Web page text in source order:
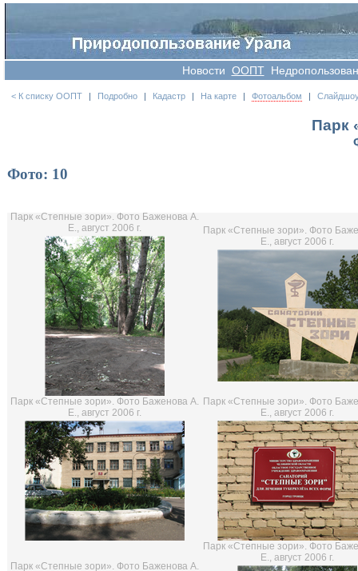
Новости OOПT
< К списку ООПТ | Подробно | Кадастр | На карте | Фотоальбом |
Парк
Фото: 10
Парк «Степные зори». Фото Баженова А.
Е., август 2006 г.
Парк «Степные зори». Фото
Е., август 2006 г.
Парк «Степные зори». Фото Баженова А.
Е., август 2006 г.
Парк «Степные зори». Фото
Е., август 2006 г.
Парк «Степные зори». Фото Баженова А.
Парк «Степные зори». Фото
Е., август 2006 г.